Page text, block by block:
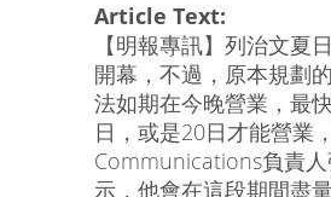
Article Text:
【明報專訊】列治文夏
開幕，不過，原本規劃
法如期在今晚營業，最
日，或是20日才能營業
Communications負責
示，他會在這段期間盡